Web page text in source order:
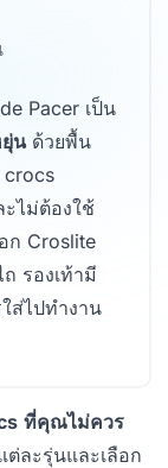
Pacer เป็น
นด้วยพื้น
crocs
ไม่ต้องใช้
ก Croslite
รองเท้ามี
ส่ไปทำงาน
ที่คุณไม่ควร
ละรุ่นและเลือก